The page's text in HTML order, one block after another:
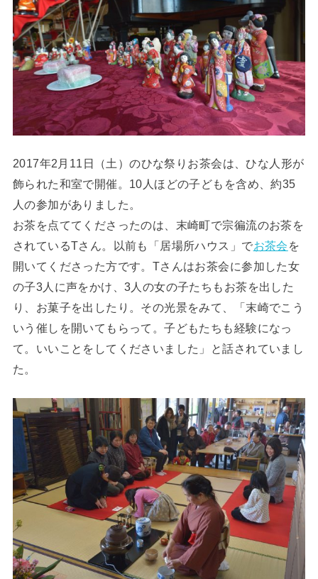
2017年2月11日（土）のひな祭りお茶会は、ひな人形が
飾られた和室で開催。10人ほどの子どもを含め、約35
人の参加がありました。
お茶を点ててくださったのは、末崎町で宗徧流のお茶を
されているTさん。以前も「居場所ハウス」でお茶会 を
開いてくださった方です。Tさんはお茶会に参加した女
の子3人に声をかけ、3人の女の子たちもお茶を出した
り、お菓子を出したり。その光景をみて、「末崎でこう
いう催しを開いてもらって。子どもたちも経験になっ
て。いいことをしてくださいました」と話されていまし
た。